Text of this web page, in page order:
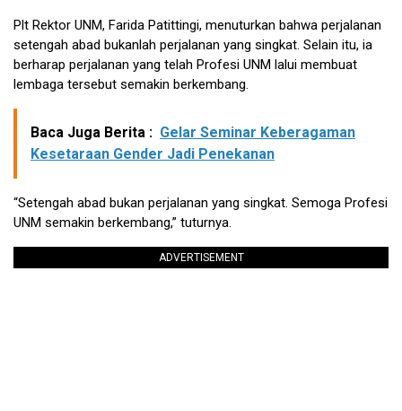
Plt Rektor UNM, Farida Patittingi, menuturkan bahwa perjalanan
setengah abad bukanlah perjalanan yang singkat. Selain itu, ia
berharap perjalanan yang telah Profesi UNM lalui membuat
lembaga tersebut semakin berkembang.
Baca Juga Berita : Gelar Seminar Keberagaman
Kesetaraan Gender Jadi Penekanan
“Setengah abad bukan perjalanan yang singkat. Semoga Profesi
UNM semakin berkembang,” tuturnya.
ADVERTISEMENT